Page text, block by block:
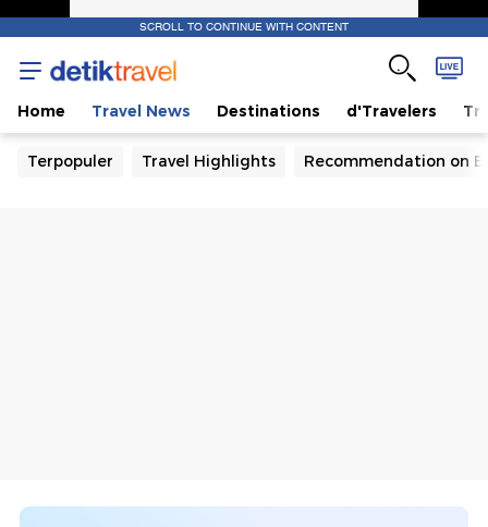
SCROLL TO CONTINUE WITH CONTENT
Home Travel News Destinations d'Travelers
Terpopuler Travel Highlights Recommendation on